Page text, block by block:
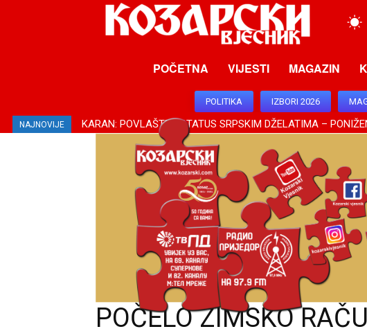
POČETNA VIJESTI MAGAZIN
POLITIKA IZBORI 2026
NAJNOVIJE KARAN: POVLAŠTEN STATUS SRPSKIM DŽELATIMA –
POČELO ZIMSKO